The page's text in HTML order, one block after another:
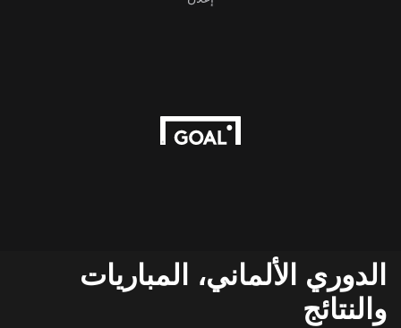
الدوري الألماني، المباريات
والنتائج